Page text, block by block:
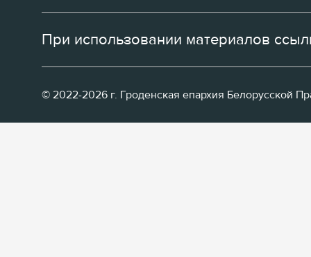
При использовании материалов
© 2022-2026 г. Гроденская епархия Белорусской